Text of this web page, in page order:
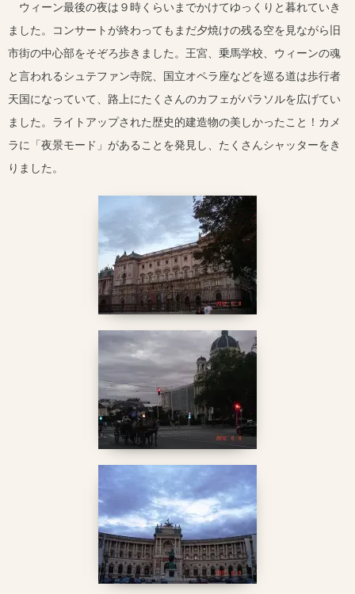
ウィーン最後の夜は９時くらいまでかけてゆっくりと暮れていき
ました。コンサートが終わってもまだ夕焼けの残る空を見ながら旧
市街の中心部をそぞろ歩きました。王宮、乗馬学校、ウィーンの魂
と言われるシュテファン寺院、国立オペラ座などを巡る道は歩行者
天国になっていて、路上にたくさんのカフェがパラソルを広げてい
ました。ライトアップされた歴史的建造物の美しかったこと！カメ
ラに「夜景モード」があることを発見し、たくさんシャッターをき
りました。